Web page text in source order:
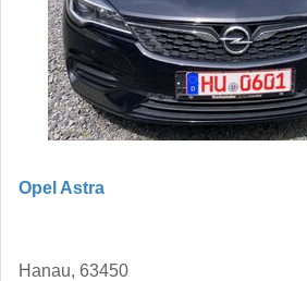
Opel Astra
Hanau, 63450